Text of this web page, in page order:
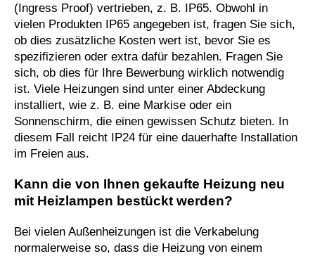
(Ingress Proof) vertrieben, z. B. IP65. Obwohl in
vielen Produkten IP65 angegeben ist, fragen Sie sich,
ob dies zusätzliche Kosten wert ist, bevor Sie es
spezifizieren oder extra dafür bezahlen. Fragen Sie
sich, ob dies für Ihre Bewerbung wirklich notwendig
ist. Viele Heizungen sind unter einer Abdeckung
installiert, wie z. B. eine Markise oder ein
Sonnenschirm, die einen gewissen Schutz bieten. In
diesem Fall reicht IP24 für eine dauerhafte Installation
im Freien aus.
Kann die von Ihnen gekaufte Heizung neu
mit Heizlampen bestückt werden?
Bei vielen Außenheizungen ist die Verkabelung
normalerweise so, dass die Heizung von einem